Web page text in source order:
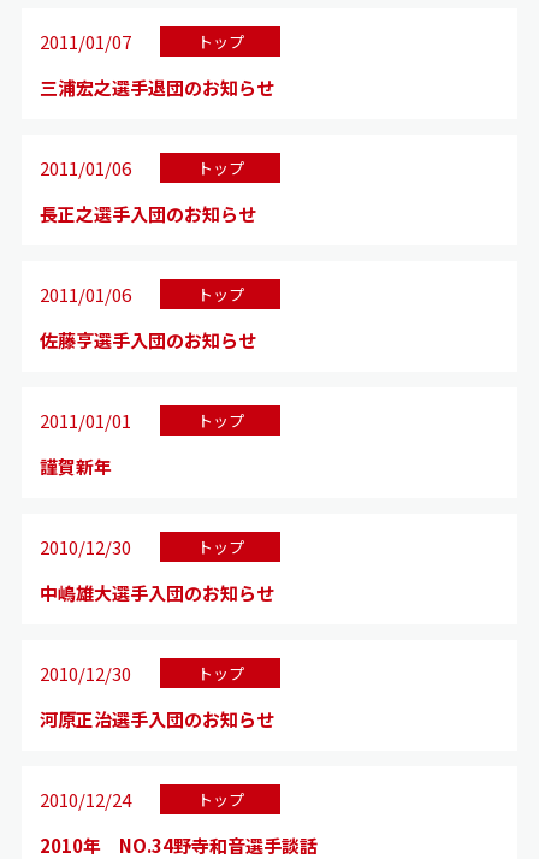
2011/01/07 トップ
三浦宏之選手退団のお知らせ
2011/01/06 トップ
長正之選手入団のお知らせ
2011/01/06 トップ
佐藤亨選手入団のお知らせ
2011/01/01 トップ
謹賀新年
2010/12/30 トップ
中嶋雄大選手入団のお知らせ
2010/12/30 トップ
河原正治選手入団のお知らせ
2010/12/24 トップ
2010年 NO.34野寺和音選手談話